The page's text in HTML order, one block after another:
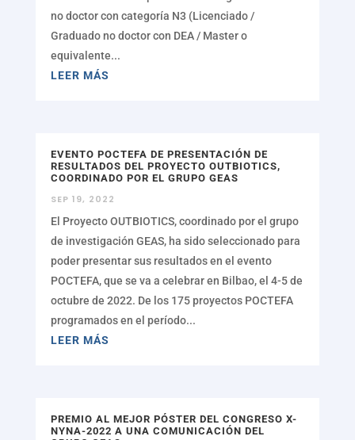
no doctor con categoría N3 (Licenciado /
Graduado no doctor con DEA / Master o
equivalente...
LEER MÁS
EVENTO POCTEFA DE PRESENTACIÓN DE
RESULTADOS DEL PROYECTO OUTBIOTICS,
COORDINADO POR EL GRUPO GEAS
SEP 19, 2022
El Proyecto OUTBIOTICS, coordinado por el grupo
de investigación GEAS, ha sido seleccionado para
poder presentar sus resultados en el evento
POCTEFA, que se va a celebrar en Bilbao, el 4-5 de
octubre de 2022. De los 175 proyectos POCTEFA
programados en el período...
LEER MÁS
PREMIO AL MEJOR PÓSTER DEL CONGRESO X-
NYNA-2022 A UNA COMUNICACIÓN DEL